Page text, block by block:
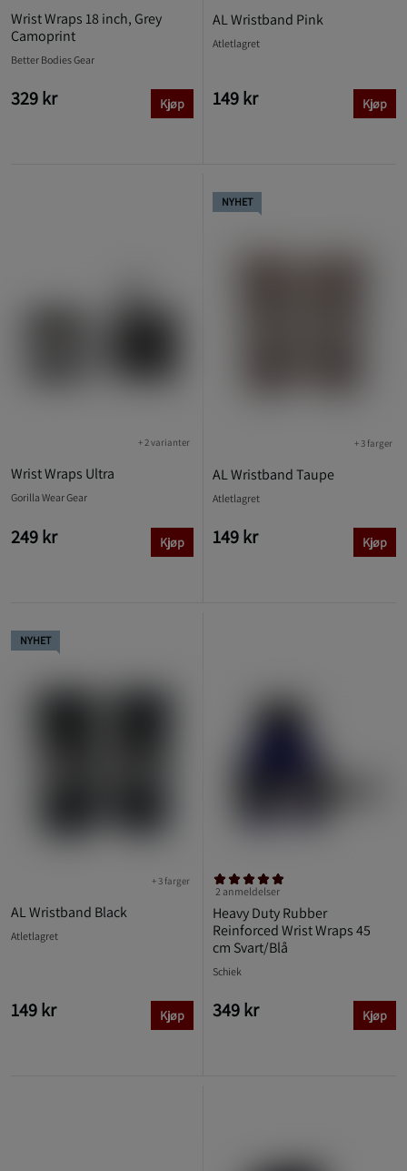
Wrist Wraps 18 inch, Grey
Camoprint
Better Bodies Gear
329 kr Kjøp
AL Wristband Pink
Atletlagret
149 kr Kjøp
Wrist Wraps Ultra
+ 2 varianter
Gorilla Wear Gear
249 kr Kjøp
NYHET
AL Wristband Taupe
+ 3 farger
Atletlagret
149 kr Kjøp
NYHET
AL Wristband Black
+ 3 farger
Atletlagret
149 kr Kjøp
Heavy Duty Rubber
Reinforced Wrist Wraps 45
cm Svart/Blå
2 anmeldelser
Schiek
349 kr Kjøp